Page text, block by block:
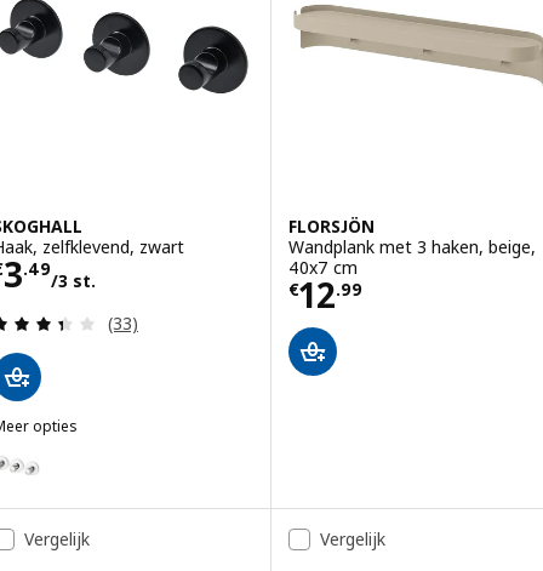
zelfklevend, zwart
3.49
/3 st.
€ 3.49/3 st.
Beoordeling: 3.4 van 5 sterren. Totaal
(33)
opties
SKOGHALL, Haak, zelfklevend, verchroomd
FLORSJÖN
Wandplank met 3 haken, beige,
40x7 cm
€12.99
Prijs € 12.99
Vergelijk Vergelijk